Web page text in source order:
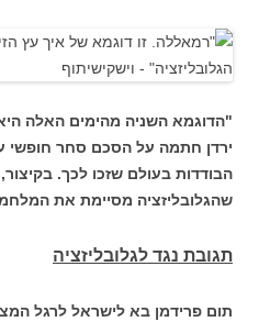
"הדוגמא השניה מהימים האלה
ירדן חתמה על הסכם סחר חופשי
הבודדות בעולם שזכו לכך.
שהגלובליזציה מסיימת את
תגובת נגד לגלובליזציה
תום פרידמן בא לישראל לרגל